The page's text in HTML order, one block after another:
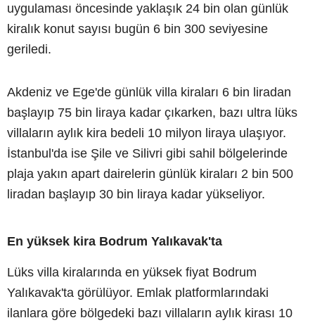
uygulaması öncesinde yaklaşık 24 bin olan günlük
kiralık konut sayısı bugün 6 bin 300 seviyesine
geriledi.
Akdeniz ve Ege'de günlük villa kiraları 6 bin liradan
başlayıp 75 bin liraya kadar çıkarken, bazı ultra lüks
villaların aylık kira bedeli 10 milyon liraya ulaşıyor.
İstanbul'da ise Şile ve Silivri gibi sahil bölgelerinde
plaja yakın apart dairelerin günlük kiraları 2 bin 500
liradan başlayıp 30 bin liraya kadar yükseliyor.
En yüksek kira Bodrum Yalıkavak'ta
Lüks villa kiralarında en yüksek fiyat Bodrum
Yalıkavak'ta görülüyor. Emlak platformlarındaki
ilanlara göre bölgedeki bazı villaların aylık kirası 10